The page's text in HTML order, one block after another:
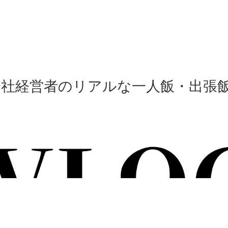
経営者のリアルな一人飯・出張